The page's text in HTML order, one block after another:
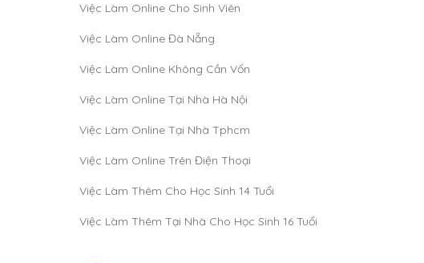
Việc Làm Online Cho Sinh Viên
Việc Làm Online Đà Nẵng
Việc Làm Online Không Cần Vốn
Việc Làm Online Tại Nhà Hà Nội
Việc Làm Online Tại Nhà Tphcm
Việc Làm Online Trên Điện Thoại
Việc Làm Thêm Cho Học Sinh 14 Tuổi
Việc Làm Thêm Tại Nhà Cho Học Sinh 16 Tuổi